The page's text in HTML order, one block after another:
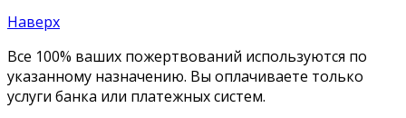
Наверх
Все 100% ваших пожертвований используются по
указанному назначению. Вы оплачиваете только
услуги банка или платежных систем.